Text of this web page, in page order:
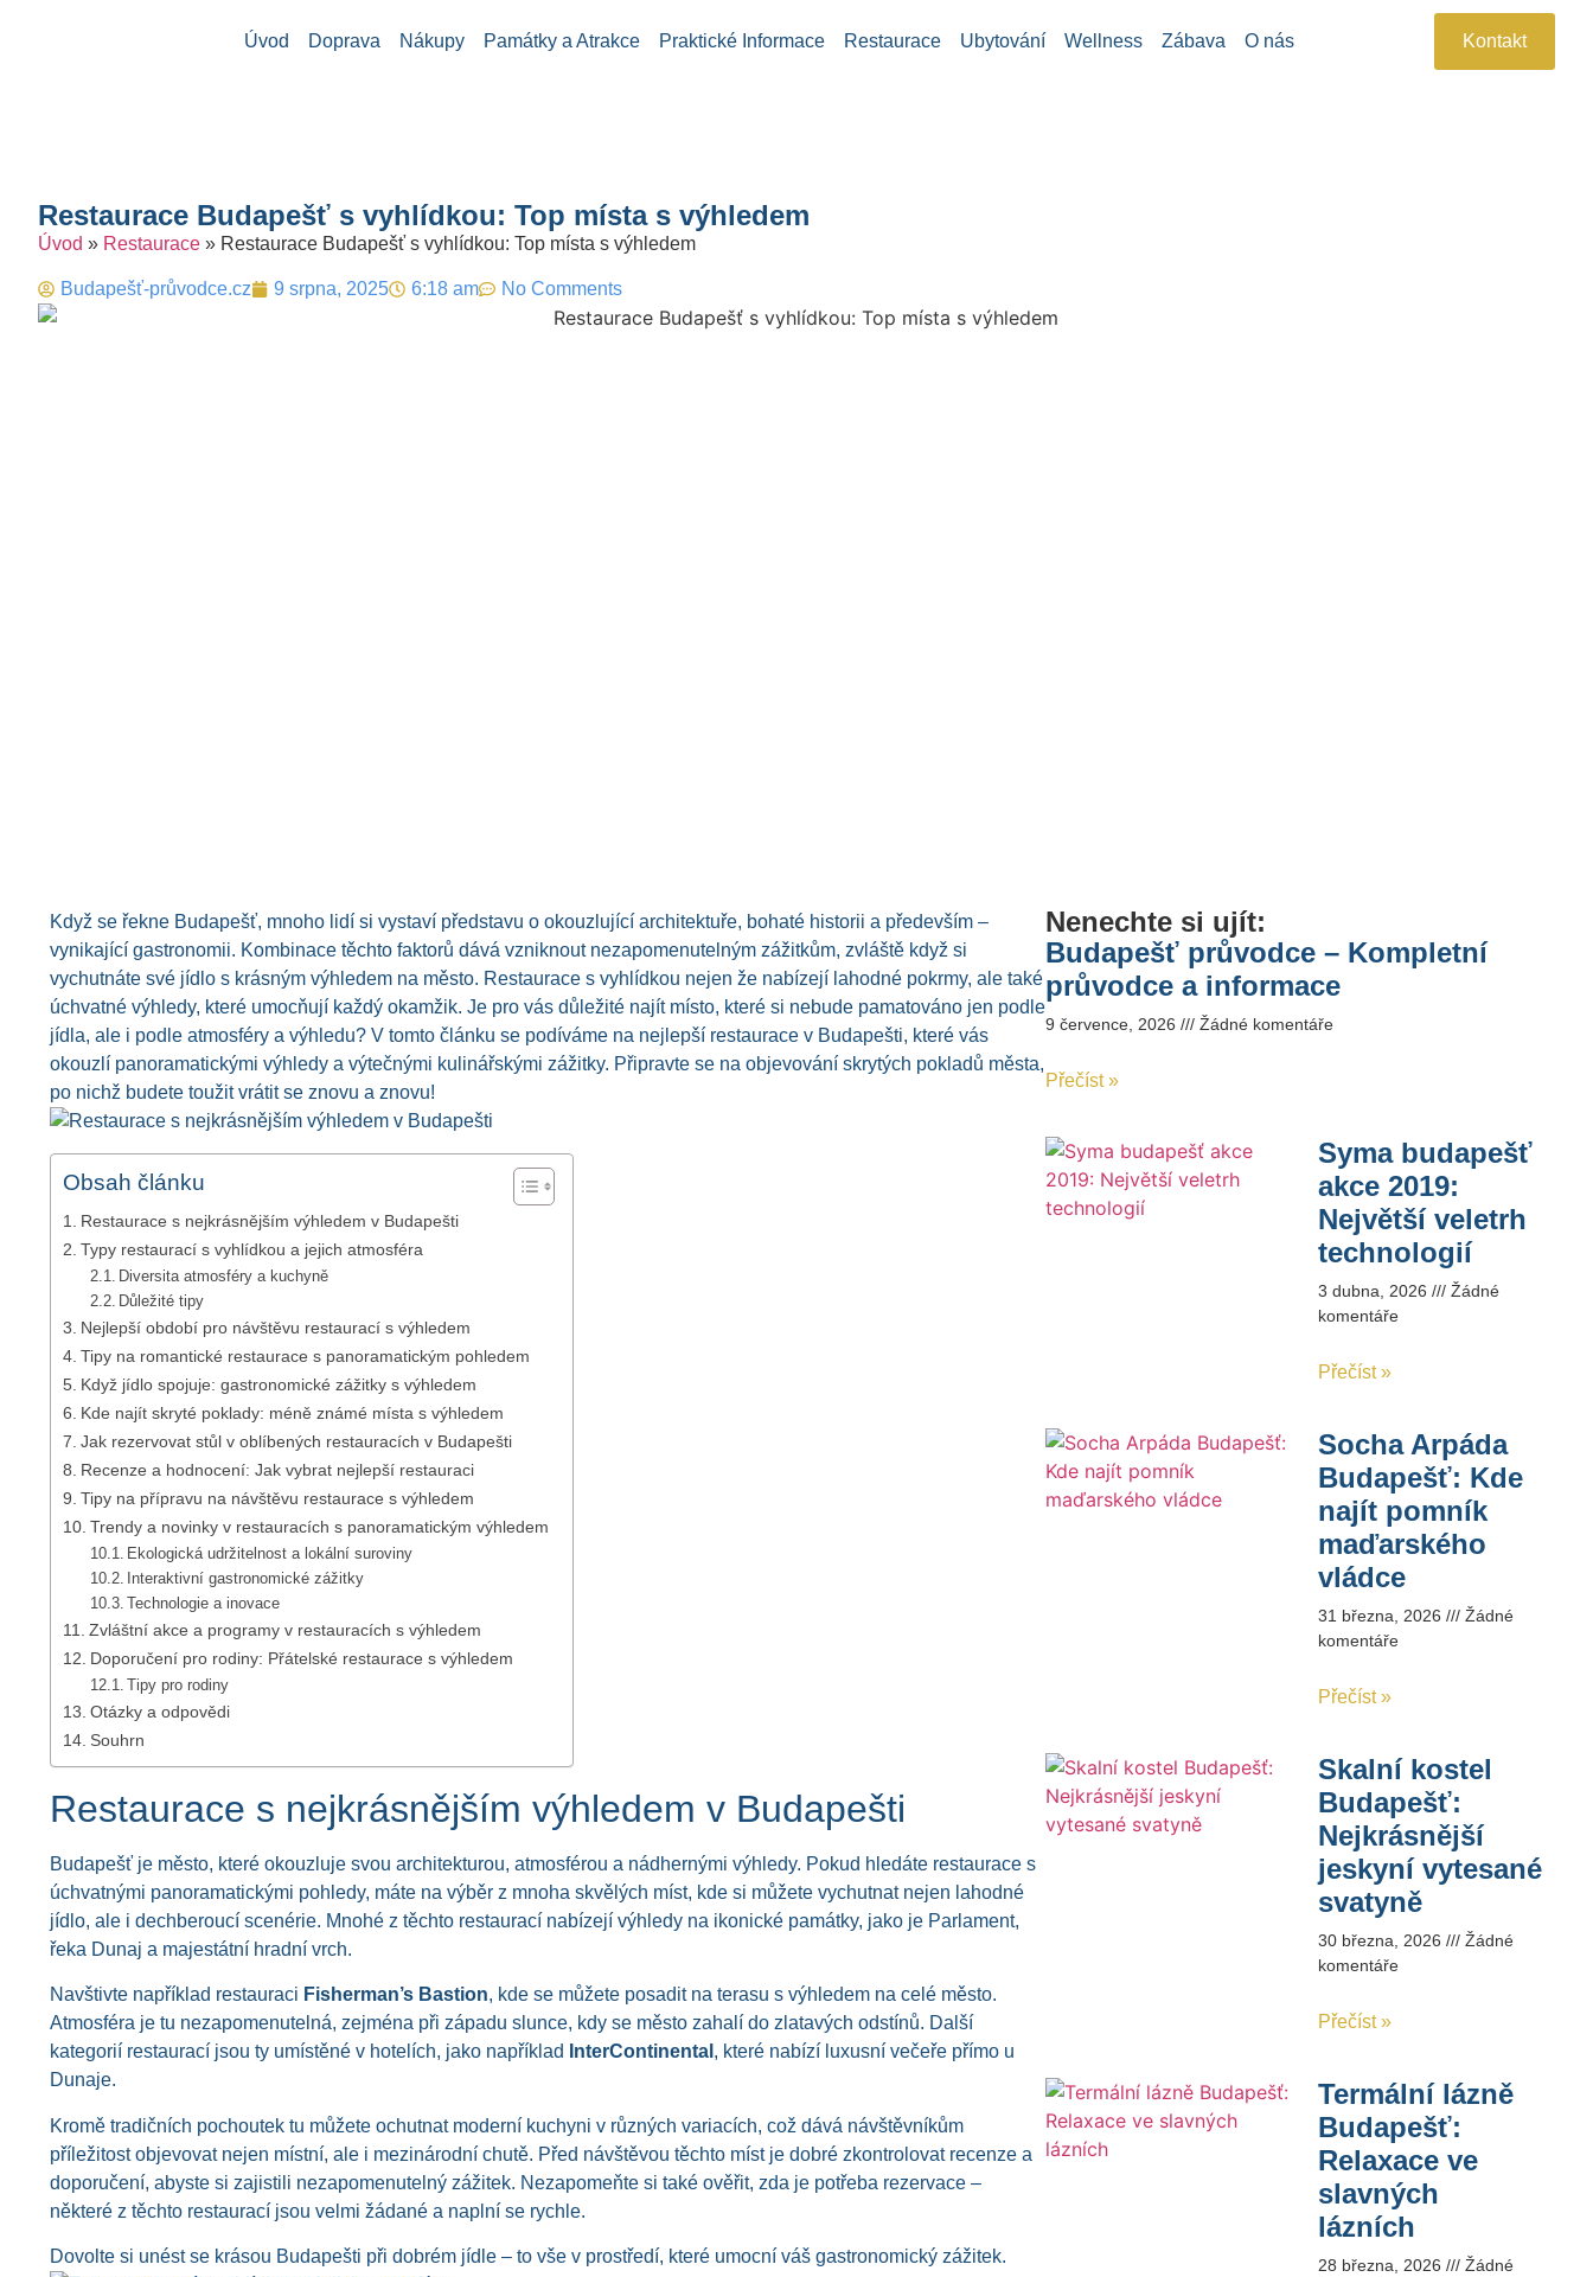
Úvod Doprava Nákupy Památky a Atrakce Praktické Informace Restaurace Ubytování Wellness Zábava O nás Kontakt
Restaurace Budapešť s vyhlídkou: Top místa s výhledem
Úvod » Restaurace » Restaurace Budapešť s vyhlídkou: Top místa s výhledem
Budapešť-průvodce.cz 9 srpna, 2025 6:18 am No Comments
Když se řekne Budapešť, mnoho lidí si vystaví představu o okouzlující architektuře, bohaté historii a především –
vynikající gastronomii. Kombinace těchto faktorů dává vzniknout nezapomenutelným zážitkům, zvláště když si
vychutnáte své jídlo s krásným výhledem na město. Restaurace s vyhlídkou nejen že nabízejí lahodné pokrmy, ale také
úchvatné výhledy, které umocňují každý okamžik. Je pro vás důležité najít místo, které si nebude pamatováno jen podle
jídla, ale i podle atmosféry a výhledu? V tomto článku se podíváme na nejlepší restaurace v Budapešti, které vás
okouzlí panoramatickými výhledy a výtečnými kulinářskými zážitky. Připravte se na objevování skrytých pokladů města,
po nichž budete toužit vrátit se znovu a znovu!
Obsah článku
Restaurace s nejkrásnějším výhledem v Budapešti
Typy restaurací s vyhlídkou a jejich atmosféra
Diversita atmosféry a kuchyně
Důležité tipy
Nejlepší období pro návštěvu restaurací s výhledem
Tipy na romantické restaurace s panoramatickým pohledem
Když jídlo spojuje: gastronomické zážitky s výhledem
Kde najít skryté poklady: méně známé místa s výhledem
Jak rezervovat stůl v oblíbených restauracích v Budapešti
Recenze a hodnocení: Jak vybrat nejlepší restauraci
Tipy na přípravu na návštěvu restaurace s výhledem
Trendy a novinky v restauracích s panoramatickým výhledem
Ekologická udržitelnost a lokální suroviny
Interaktivní gastronomické zážitky
Technologie a inovace
Zvláštní akce a programy v restauracích s výhledem
Doporučení pro rodiny: Přátelské restaurace s výhledem
Tipy pro rodiny
Otázky a odpovědi
Souhrn
Restaurace s nejkrásnějším výhledem v Budapešti
Budapešť je město, které okouzluje svou architekturou, atmosférou a nádhernými výhledy. Pokud hledáte restaurace s
úchvatnými panoramatickými pohledy, máte na výběr z mnoha skvělých míst, kde si můžete vychutnat nejen lahodné
jídlo, ale i dechberoucí scenérie. Mnohé z těchto restaurací nabízejí výhledy na ikonické památky, jako je Parlament,
řeka Dunaj a majestátní hradní vrch.
Navštivte například restauraci Fisherman’s Bastion, kde se můžete posadit na terasu s výhledem na celé město.
Atmosféra je tu nezapomenutelná, zejména při západu slunce, kdy se město zahalí do zlatavých odstínů. Další
kategorií restaurací jsou ty umístěné v hotelích, jako například
InterContinental , které nabízí luxusní večeře přímo u
Dunaje.
Kromě tradičních pochoutek tu můžete ochutnat moderní kuchyni v různých variacích, což dává návštěvníkům
příležitost objevovat nejen místní, ale i mezinárodní chutě. Před návštěvou těchto míst je dobré zkontrolovat recenze a
doporučení, abyste si zajistili nezapomenutelný zážitek. Nezapomeňte si také ověřit, zda je potřeba rezervace –
některé z těchto restaurací jsou velmi žádané a naplní se rychle.
Dovolte si unést se krásou Budapešti při dobrém jídle – to vše v prostředí, které umocní váš gastronomický zážitek.
Nenechte si ujít:
Budapešť průvodce – Kompletní
průvodce a informace
9 července, 2026 Žádné komentáře
Přečíst »
Syma budapešť
akce 2019:
Největší veletrh
technologií
3 dubna, 2026
Žádné
komentáře
Přečíst »
Socha Arpáda
Budapešť: Kde
najít pomník
maďarského
vládce
31 března, 2026
Žádné
komentáře
Přečíst »
Skalní kostel
Budapešť:
Nejkrásnější
jeskyní vytesané
svatyně
30 března, 2026
Žádné
komentáře
Přečíst »
Termální lázně
Budapešť:
Relaxace ve
slavných
lázních
28 března, 2026
Žádné